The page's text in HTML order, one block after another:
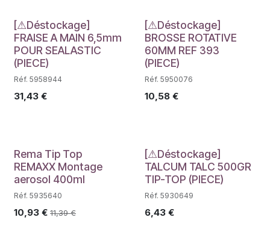
Déstockage
[⚠Déstockage]
FRAISE A MAIN 6,5mm
POUR SEALASTIC
(PIECE)
Réf. 5958944
31,43 €
Déstockage
[⚠Déstockage]
BROSSE ROTATIVE
60MM REF 393
(PIECE)
Réf. 5950076
10,58€
PROMO
Rema Tip Top
REMAXX Montage
aerosol 400ml
Réf. 5935640
10,93 € 11,39€
Déstockage
[⚠Déstockage]
TALCUM TALC 500GR
TIP-TOP (PIECE)
Réf. 5930649
6,43€